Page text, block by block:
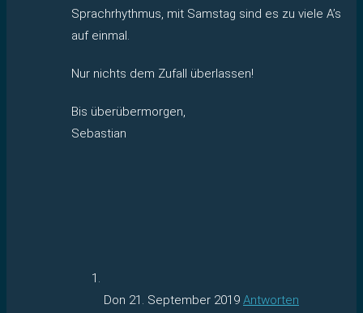
Sprachrhythmus, mit Samstag sind es zu viele A’s
auf einmal.
Nur nichts dem Zufall überlassen!
Bis überübermorgen,
Sebastian
Don 21. September 2019 Antworten